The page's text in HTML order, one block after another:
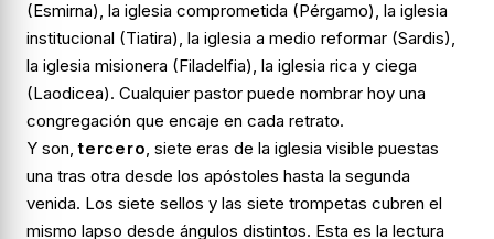
(Esmirna), la iglesia comprometida (Pérgamo), la iglesia
institucional (Tiatira), la iglesia a medio reformar (Sardis),
la iglesia misionera (Filadelfia), la iglesia rica y ciega
(Laodicea). Cualquier pastor puede nombrar hoy una
congregación que encaje en cada retrato.
Y son,tercero , sieteeras de la iglesia visible puestas
una tras otra desde los apóstoles hasta la segunda
venida. Los siete sellos y las siete trompetas cubren el
mismo lapso desde ángulos distintos. Esta es la lectura